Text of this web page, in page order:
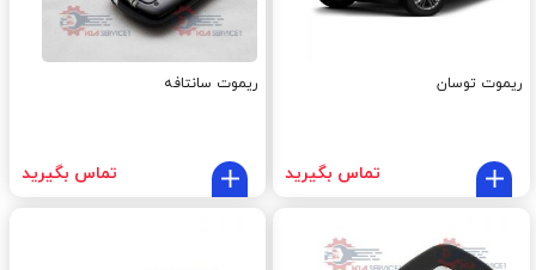
ریموت توسان
تماس بگیرید
ریموت سانتافه
تماس بگیرید